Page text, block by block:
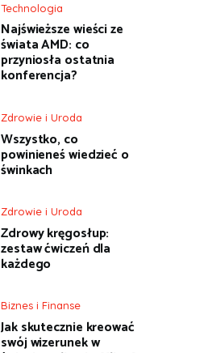
Technologia
Najświeższe wieści ze
świata AMD: co
przyniosła ostatnia
konferencja?
Zdrowie i Uroda
Wszystko, co
powinieneś wiedzieć o
świnkach
Zdrowie i Uroda
Zdrowy kręgosłup:
zestaw ćwiczeń dla
każdego
Biznes i Finanse
Jak skutecznie kreować
swój wizerunek w